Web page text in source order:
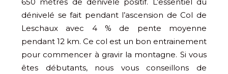
dénivelé se fait pendant l’ascension de Col de
Leschaux avec 4 % de pente moyenne
pendant 12 km. Ce col est un bon entrainement
pour commencer à gravir la montagne. Si vous
êtes débutants, nous vous conseillons de